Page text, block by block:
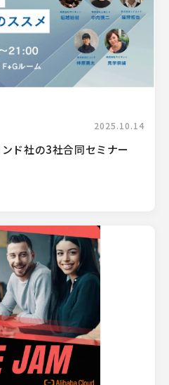
2025.10.14
ンド社の3社合同セミナー